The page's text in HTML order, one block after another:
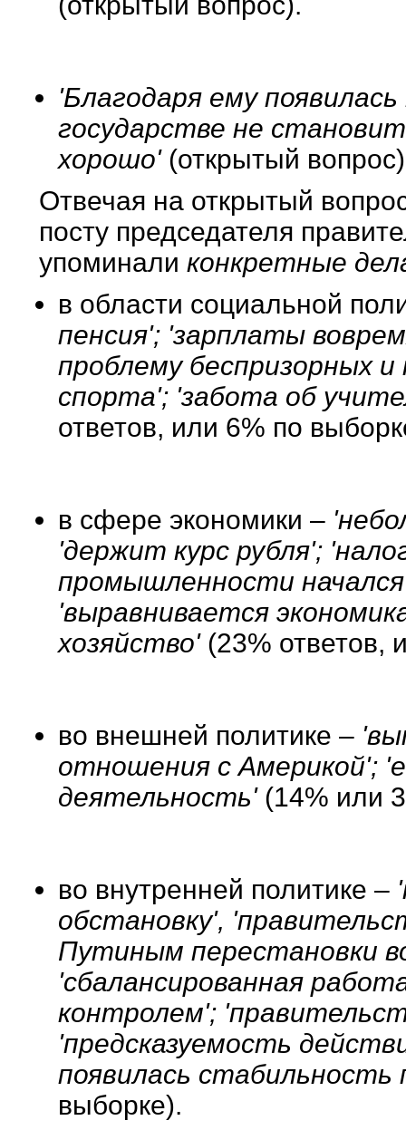
'Благодаря ему
государстве не
хорошо' (открытый
Отвечая на открытый
посту председателя
упоминали конкретные
в области социальной
пенсия'; 'зарплаты
проблему беспризорных
спорта'; 'забота об
ответов, или 6% по
в сфере экономики –
'держит курс рубля';
промышленности
'выравнивается
хозяйство' (23% ответов,
во внешней политике –
отношения с Америкой';
деятельность' (14% или
во внутренней политике –
обстановку',
Путиным перестановки
'сбалансированная
контролем';
'предсказуемость
появилась
выборке).